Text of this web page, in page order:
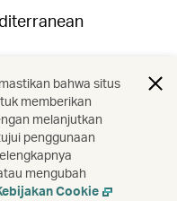
to
bahwa situs
memberikan
melanjutkan
penggunaan
mengubah
Cookie